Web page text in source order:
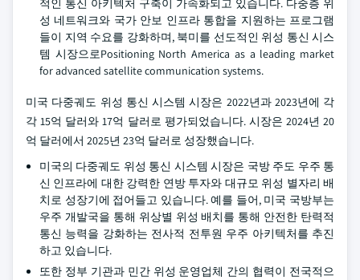
적인 통신 아키텍처 구축이 가속화되고 있습니다. 다중층 위
성 네트워크와 국가 안보 인프라 통합을 지원하는 프로그램
들이 지역 수요를 강화하며, 북미를 선도적인 위성 통신 시스
템 시장으로Positioning North America as a leading market
for advanced satellite communication systems.
미국 다중궤도 위성 통신 시스템 시장은 2022년과 2023년에 각
각 15억 달러와 17억 달러로 평가되었습니다. 시장은 2024년 20
억 달러에서 2025년 23억 달러로 성장했습니다.
미국의 다중궤도 위성 통신 시스템 시장은 국방 주도 우주 통
신 인프라에 대한 강력한 연방 투자와 대규모 위성 별자리 배
치로 성장기에 접어들고 있습니다. 예를 들어, 미국 국방부는
우주 개발국을 통해 위상별 위성 배치를 통해 안전한 탄력적
통신 능력을 강화하는 전사적 전투원 우주 아키텍처를 추진
하고 있습니다.
또한 정부 기관과 민간 위성 운영업체 간의 협력이 전국적으